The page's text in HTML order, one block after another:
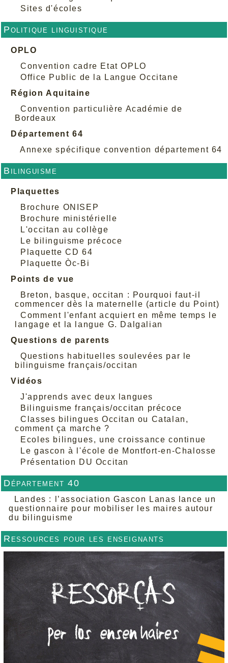
Sites d'écoles
Politique linguistique
OPLO
Convention cadre Etat OPLO
Office Public de la Langue Occitane
Région Aquitaine
Convention particulière Académie de
Bordeaux
Département 64
Annexe spécifique convention département 64
Bilinguisme
Plaquettes
Brochure ONISEP
Brochure ministérielle
L'occitan au collège
Le bilinguisme précoce
Plaquette CD 64
Plaquette Òc-Bi
Points de vue
Breton, basque, occitan : Pourquoi faut-il
commencer dès la maternelle (article du Point)
Comment l'enfant acquiert en même temps le
langage et la langue G. Dalgalian
Questions de parents
Questions habituelles soulevées par le
bilinguisme français/occitan
Vidéos
J'apprends avec deux langues
Bilinguisme français/occitan précoce
Classes bilingues Occitan ou Catalan,
comment ça marche ?
Ecoles bilingues, une croissance continue
Le gascon à l'école de Montfort-en-Chalosse
Présentation DU Occitan
Département 40
Landes : l’association Gascon Lanas lance un
questionnaire pour mobiliser les maires autour
du bilinguisme
Ressources pour les enseignants